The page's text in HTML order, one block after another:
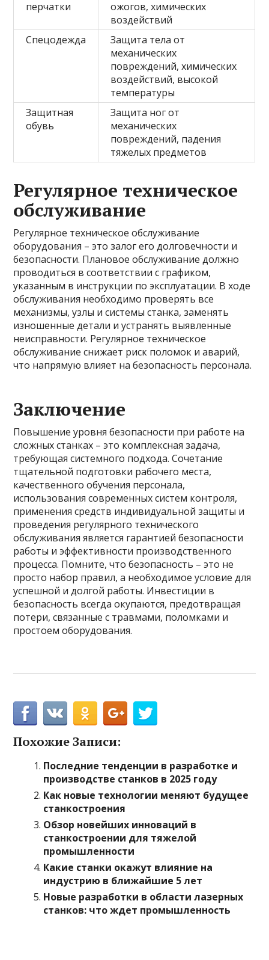
перчатки
ожогов, химических
воздействий
Спецодежда
Защита тела от
механических
повреждений, химических
воздействий, высокой
температуры
Защитная
обувь
Защита ног от
механических
повреждений, падения
тяжелых предметов
Регулярное техническое
обслуживание
Регулярное техническое обслуживание
оборудования – это залог его долговечности и
безопасности. Плановое обслуживание должно
проводиться в соответствии с графиком,
указанным в инструкции по эксплуатации. В ходе
обслуживания необходимо проверять все
механизмы, узлы и системы станка, заменять
изношенные детали и устранять выявленные
неисправности. Регулярное техническое
обслуживание снижает риск поломок и аварий,
что напрямую влияет на безопасность персонала.
Заключение
Повышение уровня безопасности при работе на
сложных станках – это комплексная задача,
требующая системного подхода. Сочетание
тщательной подготовки рабочего места,
качественного обучения персонала,
использования современных систем контроля,
применения средств индивидуальной защиты и
проведения регулярного технического
обслуживания является гарантией безопасности
работы и эффективности производственного
процесса. Помните, что безопасность – это не
просто набор правил, а необходимое условие для
успешной и долгой работы. Инвестиции в
безопасность всегда окупаются, предотвращая
потери, связанные с травмами, поломками и
простоем оборудования.
Похожие Записи:
Последние тенденции в разработке и
производстве станков в 2025 году
Как новые технологии меняют будущее
станкостроения
Обзор новейших инноваций в
станкостроении для тяжелой
промышленности
Какие станки окажут влияние на
индустрию в ближайшие 5 лет
Новые разработки в области лазерных
станков: что ждет промышленность